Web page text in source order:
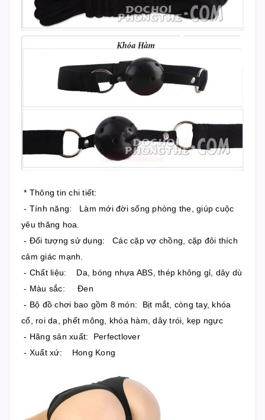
* Thông tin chi tiết:
- Tính năng: Làm mới đời sống phòng the, giúp cuộc
yêu thăng hoa.
- Đối tượng sử dụng: Các cặp vợ chồng, cặp đôi thích
cảm giác mạnh.
- Chất liệu: Da, bóng nhựa ABS, thép không gỉ, dây dù
- Màu sắc: Đen
- Bộ đồ chơi bao gồm 8 món: Bịt mắt, còng tay, khóa
cổ, roi da, phết mông, khóa hàm, dây trói, kẹp ngực
- Hãng sản xuất: Perfectlover
- Xuất xứ: Hong Kong